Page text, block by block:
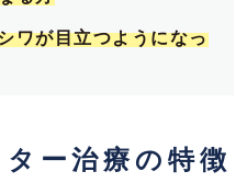
ワが目立つようになっ
ー治療の特徴